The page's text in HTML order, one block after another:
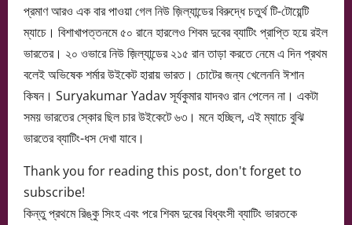
প্রমাণ আরও এক বার পাওয়া গেল নিউ জ়িল্যান্ডের বিরুদ্ধে চতুর্থ টি-টোয়েন্টি
ম্যাচে। বিশাখাপত্তনমে ৫০ রানে হারলেও শিবম দুবের ব্যাটিং প্রাপ্তি হয়ে রইল
ভারতের। ২০ ওভারে নিউ জ়িল্যান্ডের ২১৫ রান তাড়া করতে নেমে এ দিন প্রথম
বলেই অভিষেক শর্মার উইকেট হারায় ভারত। চোটের জন্য খেলেননি ঈশান
কিষন। Suryakumar Yadav সূর্যকুমার যাদবও রান পেলেন না। একটা
সময় ভারতের স্কোর ছিল চার উইকেটে ৬৩। মনে হচ্ছিল, এই ম্যাচে বুঝি
ভারতের ব্যাটিং-ধস দেখা যাবে।
Thank you for reading this post, don't forget to
subscribe!
কিন্তু প্রথমে রিঙ্কু সিংহ এবং পরে শিবম দুবের বিধ্বংসী ব্যাটিং ভারতকে